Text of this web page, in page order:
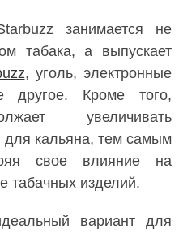
занимается не
табака, а выпускает
, уголь, электронные
другое. Кроме того,
увеличивать
для кальяна, тем самым
свое влияние на
табачных изделий.
вариант для